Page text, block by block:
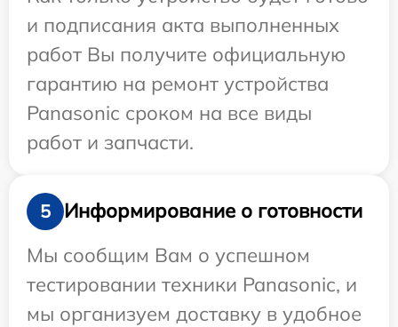
и подписания акта выполненных
работ Вы получите официальную
гарантию на ремонт устройства
Panasonic сроком на все виды
работ и запчасти.
5
Информирование о готовности
Мы сообщим Вам о успешном
тестировании техники Panasonic, и
мы организуем доставку в удобное